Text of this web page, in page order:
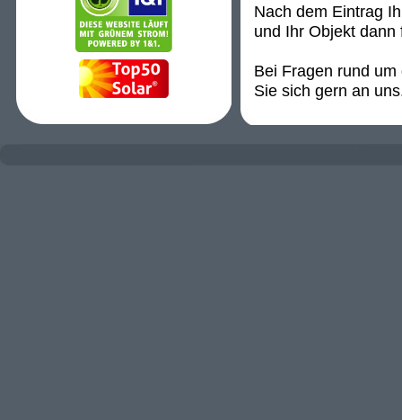
Nach dem Eintrag
und Ihr Objekt dann
Bei Fragen rund
Sie sich gern an